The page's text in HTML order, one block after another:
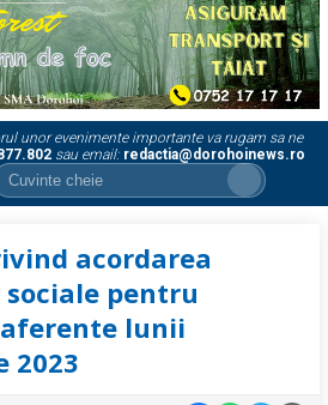
unor evenimente importante va rugam sa ne
sau email: redactia@dorohoinews.ro
acordarea
pentru
lunii
2023